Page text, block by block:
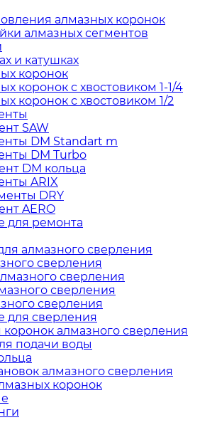
алмазных коронок
алмазных сегментов
и катушках
коронок
коронок с хвостовиком 1-1/4
коронок с хвостовиком 1/2
SAW
DM Standart m
DM Turbo
DM кольца
ARIX
DRY
AERO
для ремонта
алмазного сверления
сверления
сверления
сверления
сверления
для сверления
алмазного сверления
подачи воды
алмазного сверления
коронок